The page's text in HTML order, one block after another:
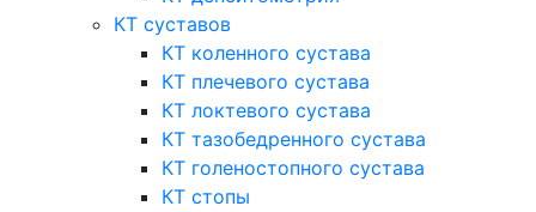
КТ суставов
КТ коленного сустава
КТ плечевого сустава
КТ локтевого сустава
КТ тазобедренного сустава
КТ голеностопного сустава
КТ стопы